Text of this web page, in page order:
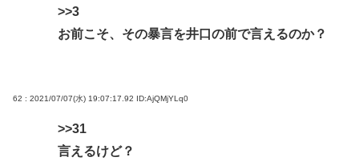
>>3
お前こそ、その暴言を井口の前で言えるのか？
62 : 2021/07/07(水) 19:07:17.92 ID:AjQMjYLq0
>>31
言えるけど？